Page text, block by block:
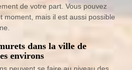
de votre part. Vous pouvez
moment, mais il est aussi possible
dans la ville de
environs